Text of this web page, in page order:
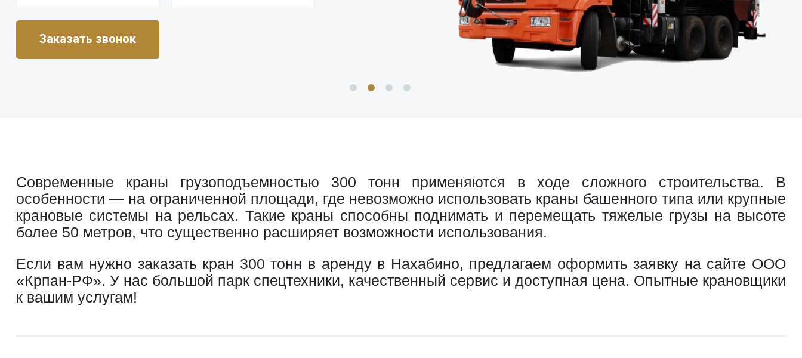
Современные краны грузоподъемностью 300 тонн применяются в ходе сложного строительства. В
особенности — на ограниченной площади, где невозможно использовать краны башенного типа или крупные
крановые системы на рельсах. Такие краны способны поднимать и перемещать тяжелые грузы на высоте
более 50 метров, что существенно расширяет возможности использования.
Если вам нужно заказать кран 300 тонн в аренду в Нахабино, предлагаем оформить заявку на сайте ООО
«Крпан-РФ». У нас большой парк спецтехники, качественный сервис и доступная цена. Опытные крановщики
к вашим услугам!